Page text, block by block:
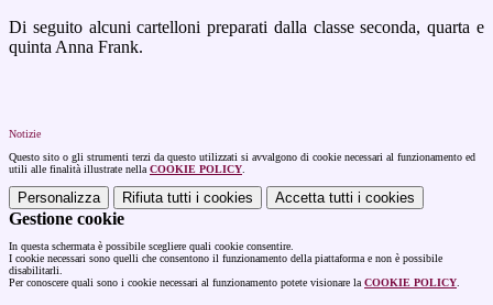
Di seguito alcuni cartelloni preparati dalla classe seconda, quarta e
quinta Anna Frank.
Notizie
Questo sito o gli strumenti terzi da questo utilizzati si avvalgono di cookie necessari al funzionamento ed
utili alle finalità illustrate nella COOKIE POLICY
Personalizza Rifiuta tutti i cookies Accetta tutti i cookies
Gestione cookie
In questa schermata è possibile scegliere quali cookie consentire.
I cookie necessari sono quelli che consentono il funzionamento della piattaforma e non è possibile
disabilitarli.
Per conoscere quali sono i cookie necessari al funzionamento potete visionare la COOKIE POLICY